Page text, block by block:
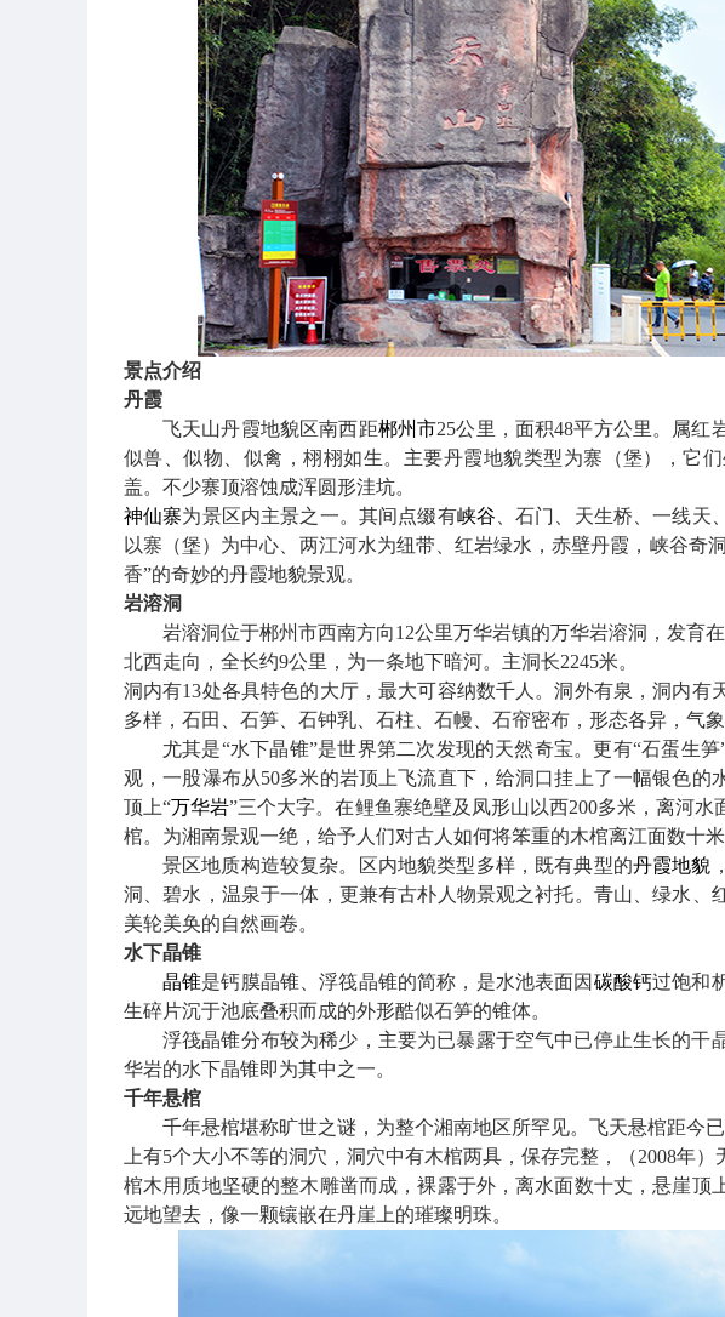
景点介绍
丹霞
飞天山丹霞地貌区南西距郴州市25公里，面积48平方公里。属红
似兽、似物、似禽，栩栩如生。主要丹霞地貌类型为寨（堡），它
盖。不少寨顶溶蚀成浑圆形洼坑。
神仙寨为景区内主景之一。其间点缀有峡谷 、石门、天生桥、一线天
以寨（堡）为中心、两江河水为纽带、红岩绿水，赤壁丹霞，峡谷奇
香”的奇妙的丹霞地貌景观。
岩溶洞
岩溶洞位于郴州市西南方向12公里万华岩镇的万华岩溶洞，发育
北西走向，全长约9公里，为一条地下暗河。主洞长2245米。
洞内有13处各具特色的大厅，最大可容纳数千人。洞外有泉，洞内
多样，石田、石笋、石钟乳、石柱、石幔、石帘密布，形态各异，气象
尤其是“水下晶锥”是世界第二次发现的天然奇宝。更有“石蛋生
观，一股瀑布从50多米的岩顶上飞流直下，给洞口挂上了一幅银色的
顶上“万华岩”三个大字。在鲤鱼寨绝壁及凤形山以西200多米，离河水
棺。为湘南景观一绝，给予人们对古人如何将笨重的木棺离江面数十
景区地质构造较复杂。区内地貌类型多样，既有典型的丹霞地貌
洞、碧水，温泉于一体，更兼有古朴人物景观之衬托。青山、绿水、
美轮美奂的自然画卷。
水下晶锥
晶锥是钙膜晶锥、浮筏晶锥的简称，是水池表面因 碳酸钙过饱和
生碎片沉于池底叠积而成的外形酷似石笋的锥体。
浮筏晶锥分布较为稀少，主要为已暴露于空气中已停止生长的干
华岩的水下晶锥即为其中之一。
千年悬棺
千年悬棺堪称旷世之谜，为整个湘南地区所罕见。飞天悬棺距今
上有5个大小不等的洞穴，洞穴中有木棺两具，保存完整，（2008年
棺木用质地坚硬的整木雕凿而成，裸露于外，离水面数十丈，悬崖顶
远地望去，像一颗镶嵌在丹崖上的璀璨明珠。